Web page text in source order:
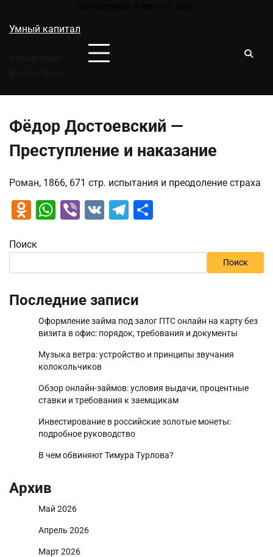
содержимому
Умный капитал
Фёдор Достоевский —
Преступление и наказание
Роман, 1866, 671 стр. испытания и преодоление страха
Odnoklassniki
WhatsApp
Viber
VK Telegram
Поиск
Поиск
Последние записи
Оформление займа под залог ПТС онлайн на карту без
визита в офис: порядок, требования и документы
Музыка ветра: устройство и принципы звучания
колокольчиков
Обзор онлайн-займов: условия выдачи, процентные
ставки и требования к заемщикам
Инвестирование в российские золотые монеты:
подробное руководство
В чем обвиняют Тимура Турлова?
Архив
Май 2026
Апрель 2026
Март 2026